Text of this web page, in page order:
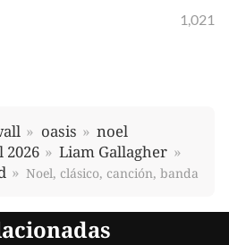
1,021
oasis
noel
Liam Gallagher
Noel, clásico, canción, banda